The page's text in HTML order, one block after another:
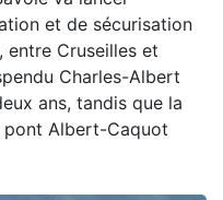
et de sécurisation
entre Cruseilles et
Charles-Albert
ans, tandis que la
pont Albert-Caquot